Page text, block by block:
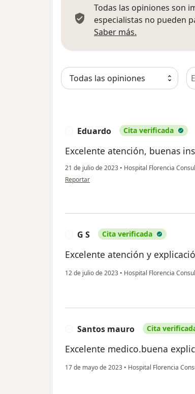
Todas las opiniones son
especialistas no pueden
Saber más.
Eduardo Cita verificada
Excelente atención, buenas
21 de julio de 2023 • Hospital Florencia
en opinión del usuario Eduardo
Reportar
G S Cita verificada
Excelente atención y
12 de julio de 2023 • Hospital Florencia
Santos mauro Cita
Excelente medico.buena
17 de mayo de 2023 • Hospital Florencia